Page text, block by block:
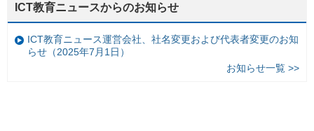
ICT教育ニュースからのお知らせ
ICT教育ニュース運営会社、社名変更および代表者変更のお知
らせ（2025年7月1日）
お知らせ一覧 >>